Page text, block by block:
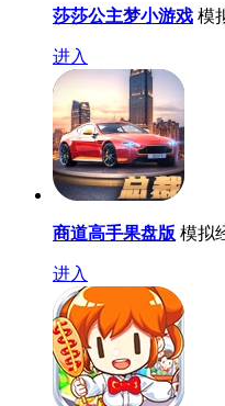
莎莎公主梦小游戏 模
进入
商道高手果盘版 模拟
进入